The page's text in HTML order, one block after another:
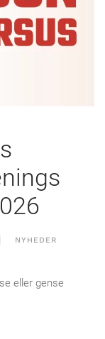
NYHEDER
eller gense